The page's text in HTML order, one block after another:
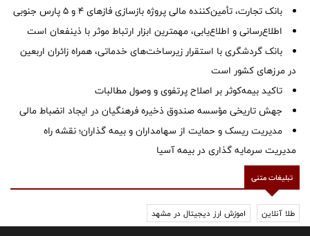
بانک تجارت، تأمین‌کننده مالی پروژه بازسازی فازهای ۴ و ۵ پارس جنوبی
اطلاع‌رسانی و اطلاع‌یابی، مهمترین ابزار ارتباط موثر با ذینفعان است
بانک گردشگری با استقرار زیرساخت‌های خدماتی، همراه زائران اربعین
در مرزهای کشور است
تاکید بیمه‌کوثر بر اصلاح پرتفوی و وصول مطالبات ‌
جهش تاریخی مؤسسه صندوق ذخیره فرهنگیان در ایجاد انضباط مالی
مدیریت ریسک و حمایت از سهامداران و بیمه گذاران؛ نقشه راه
مدیریت سرمایه گذاری در بیمه آسیا
تبلیغات متنی
طلا آنلاین اموزش ارز دیجیتال در مشهد